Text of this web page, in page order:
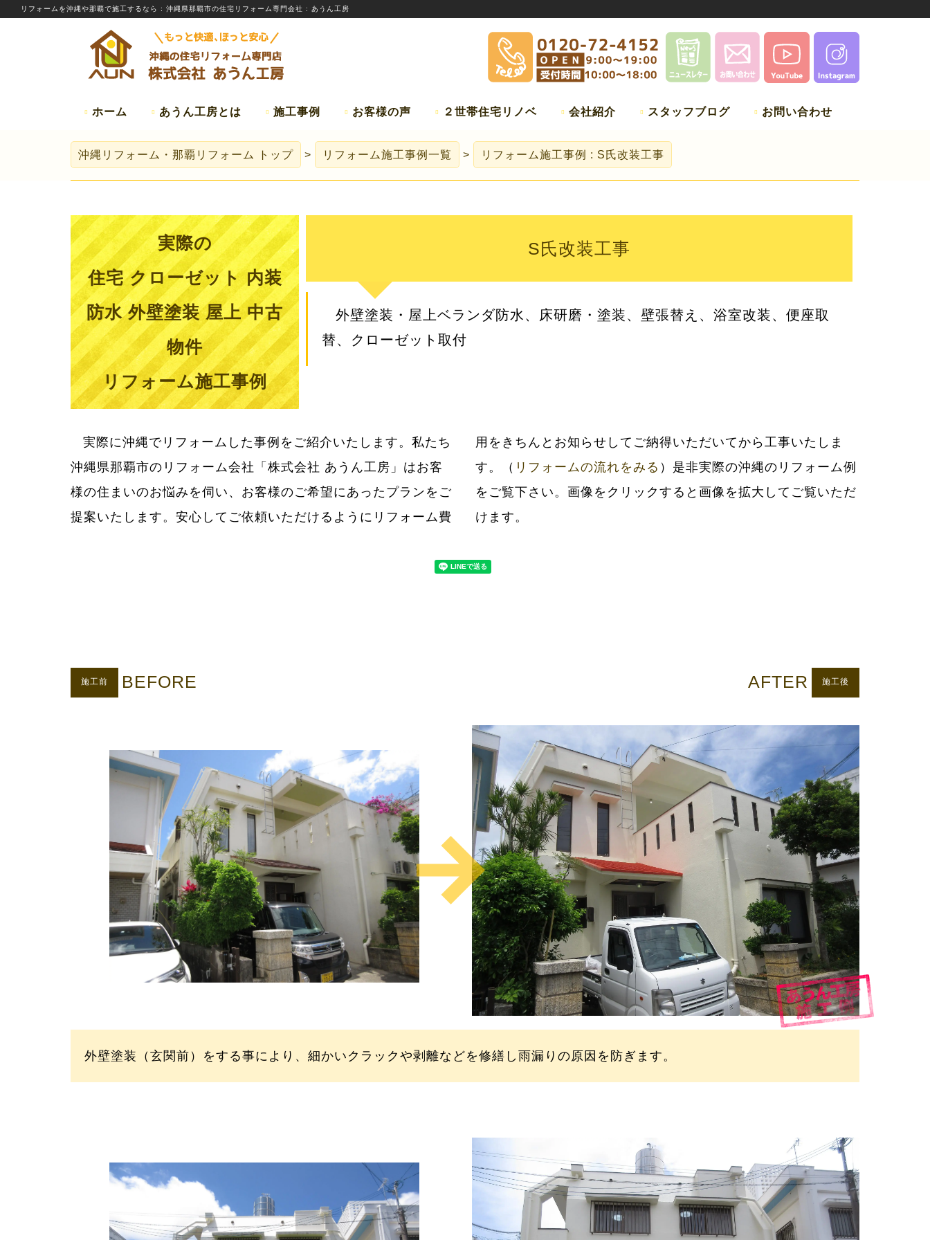
リフォームを沖縄や那覇で施工するなら : 沖縄県那覇市の住宅リフォーム専門会社 : あうん工房
ホーム あうん工房とは 施工事例 お客様の声 ２世帯住宅リノベ 会社紹介 スタッフブログ お問い合わせ
沖縄リフォーム・那覇リフォーム トップ リフォーム施工事例一覧 リフォーム施工事例 : S氏改装工事
実際の
住宅 クローゼット 内装
防水 外壁塗装 屋上 中古
物件
リフォーム施工事例
S氏改装工事
外壁塗装・屋上ベランダ防水、床研磨・塗装、壁張替え、浴室改装、便座取
替、クローゼット取付
実際に沖縄でリフォームした事例をご紹介いたします。私たち
沖縄県那覇市のリフォーム会社「株式会社 あうん工房」はお客
様の住まいのお悩みを伺い、お客様のご希望にあったプランをご
提案いたします。安心してご依頼いただけるようにリフォーム費
用をきちんとお知らせしてご納得いただいてから工事いたしま
す。（ リフォームの流れをみる ）是非実際の沖縄のリフォーム例
をご覧下さい。画像をクリックすると画像を拡大してご覧いただ
けます。
BEFORE
施工前 施工後
AFTER
外壁塗装（玄関前）をする事により、細かいクラックや剥離などを修繕し雨漏りの原因を防ぎます。